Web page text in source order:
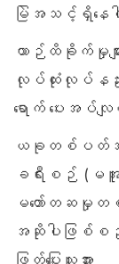
မြဲအသင့်ရှိနေ
ယာဉ်ထိခိုက်မှုမ
လုပ်ထုံးလုပ်န
ရောက် ပေးအပ်
ယခုတစ်ပတ်အ
ခရီးစဉ် (မအူ
မတော်တဆမှုတစ်
အဆိုပါဖြစ်